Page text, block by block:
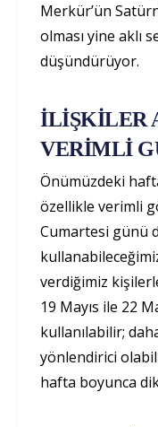
Merkür’ün
olması yine aklı
düşündürüyor.
İLİŞKİLER
VERİMLİ
Önümüzdeki
özellikle verimli
Cumartesi günü
verdiğimiz
19 Mayıs ile 22
kullanılabilir;
yönlendirici
hafta boyunca